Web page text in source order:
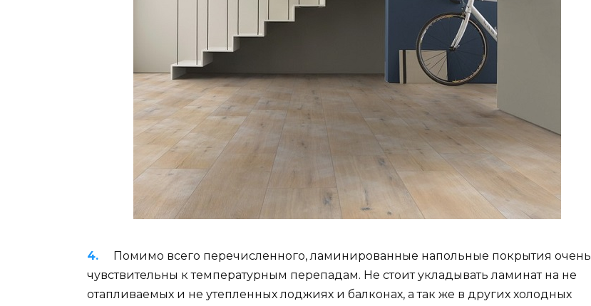
Помимо всего перечисленного, ламинированные напольные покрытия очень
чувствительны к температурным перепадам. Не стоит укладывать ламинат на не
отапливаемых и не утепленных лоджиях и балконах, а так же в других холодных